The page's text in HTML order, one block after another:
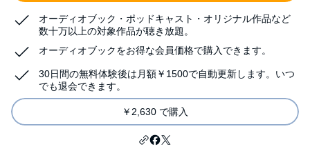
オーディオブック・ポッドキャスト・オリジナル作品など
数十万以上の対象作品が聴き放題。
オーディオブックをお得な会員価格で購入できます。
30日間の無料体験後は月額￥1500で自動更新します。いつ
でも退会できます。
￥2,630 で購入